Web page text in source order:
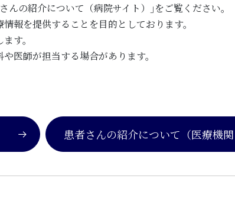
の紹介について（病院サイト）｣をご覧ください。
報を提供することを目的としております。
す。
医師が担当する場合があります。
患者さんの紹介について （医療機